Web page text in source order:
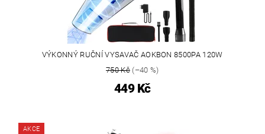
VÝKONNÝ RUČNÍ VYSAVAČ AOKBON 8500PA 120W
750 Kč(–40 %)
449 Kč
AKCE